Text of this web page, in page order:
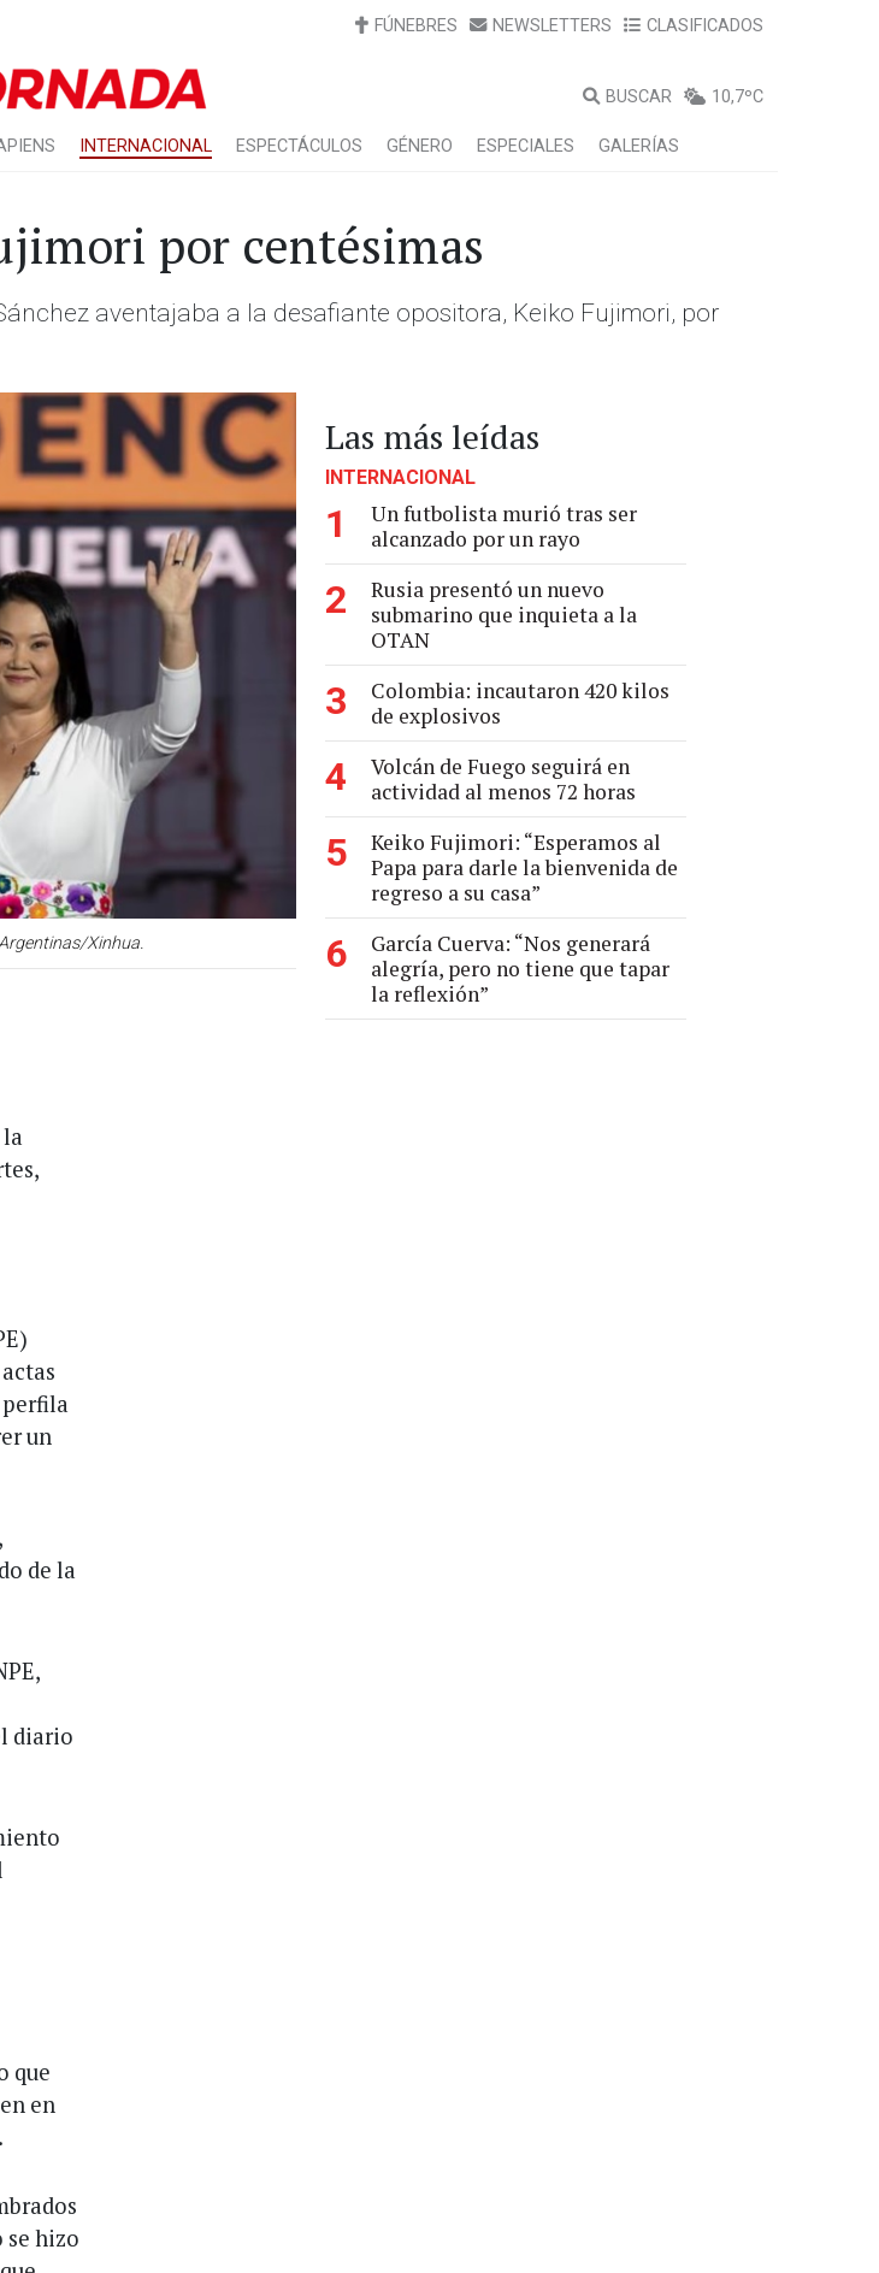
FÚNEBRES NEWSLETTERS CLASIFICADOS
BUSCAR 10,7ºC
INTERNACIONAL ESPECTÁCULOS GÉNERO ESPECIALES GALERÍAS
por centésimas
aventajaba a la desafiante opositora, Keiko Fujimori, por
Xinhua.
un
de la
diario
que
en
se hizo
Las más leídas
INTERNACIONAL
1
Un futbolista murió tras ser
alcanzado por un rayo
2
Rusia presentó un nuevo
submarino que inquieta a la
OTAN
3
Colombia: incautaron 420 kilos
de explosivos
4
Volcán de Fuego seguirá en
actividad al menos 72 horas
5
Keiko Fujimori: “Esperamos al
Papa para darle la bienvenida de
regreso a su casa”
6
García Cuerva: “Nos generará
alegría, pero no tiene que tapar
la reflexión”